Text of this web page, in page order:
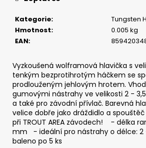
Kategorie:
Tungsten
Hmotnost:
0.005 kg
EAN:
Vyzkoušená wolframová hlavička s
tenkým bezprotihrotým háčkem se
prodlouženým jehlovým hrotem.
gumovými nástrahy ve velikosti 2 -
a také pro závodní přívlač. Barevná
velice dobře jako dráždidlo a
při TROUT AREA závodech! - délka
mm - ideální pro nástrahy o délce:
baleno po 5 ks
u
č
j
e
m
e
SICKLE
#6
-